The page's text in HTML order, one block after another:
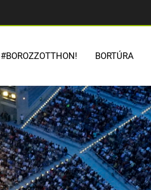
#BOROZZOTTHON! BORTÚRA